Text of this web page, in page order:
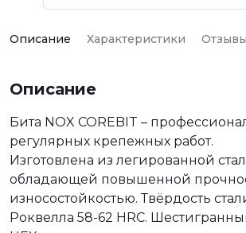
Описание Характеристики
Описание
Бита NOX COREBIT –
регулярных крепежных работ.
Изготовлена из легированной
обладающей повышенной
износостойкостью. Твёрдость
Роквелла 58-62 HRC.